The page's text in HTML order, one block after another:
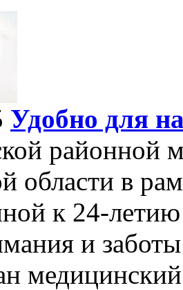
Удобно для
районной
области в
к 24-
и